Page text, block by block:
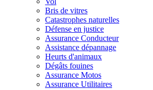
Bris de vitres
Catastrophes naturelles
Défense en justice
Assurance Conducteur
Assistance dépannage
Heurts d'animaux
Dégâts fouines
Assurance Motos
Assurance Utilitaires